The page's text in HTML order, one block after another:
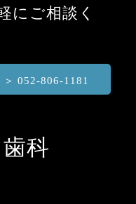
にご相談く
052-806-1181
科